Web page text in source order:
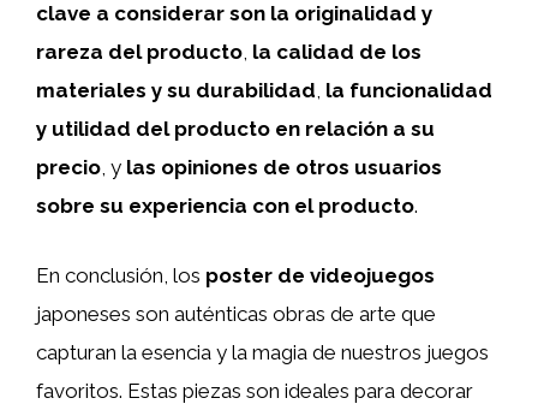
clave a considerar son la originalidad y
rareza del producto, la calidad de los
materiales y su durabilidad, la funcionalidad
y utilidad del producto en relación a su
precio, y las opiniones de otros usuarios
sobre su experiencia con el producto.
En conclusión, los poster de videojuegos
japoneses son auténticas obras de arte que
capturan la esencia y la magia de nuestros juegos
favoritos. Estas piezas son ideales para decorar